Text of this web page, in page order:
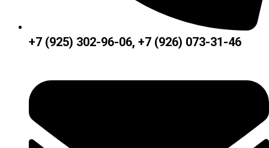
+7 (925) 302-96-06, +7 (926) 073-31-46